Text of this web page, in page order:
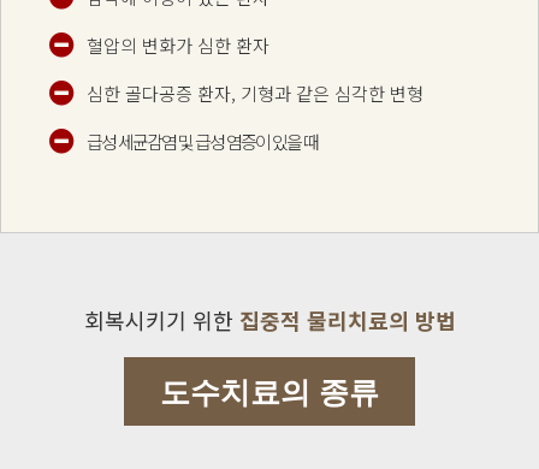
혈압의 변화가 심한 환자
심한 골다공증 환자, 기형과 같은 심각한 변형
급성 세균감염 및 급성 염증이 있을 때
회복시키기 위한 집중적 물리치료의 방법
도수치료의 종류